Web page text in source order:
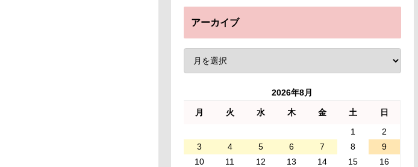
アーカイブ
2026年8月
月 火 水 木 金 土
日
1
2
3
4 5 6 7 8
9
10
11 12 13 14 15
16